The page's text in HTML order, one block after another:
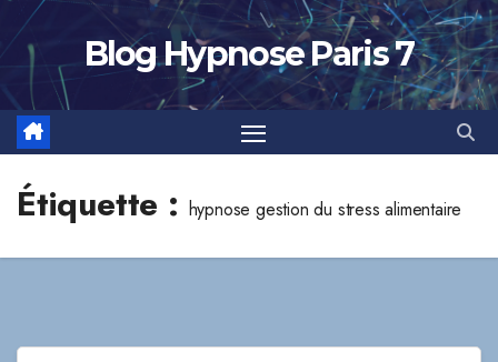
Skip
content
Blog Hypnose Paris 7
Étiquette : hypnose gestion du stress alimentaire